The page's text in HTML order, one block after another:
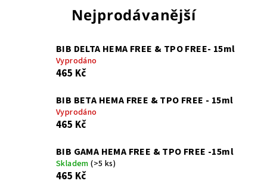
Nejprodávanější
BIB DELTA HEMA FREE & TPO FREE- 15ml
Vyprodáno
465 Kč
BIB BETA HEMA FREE & TPO FREE - 15ml
Vyprodáno
465 Kč
BIB GAMA HEMA FREE & TPO FREE -15ml
Skladem(>5 ks)
465 Kč